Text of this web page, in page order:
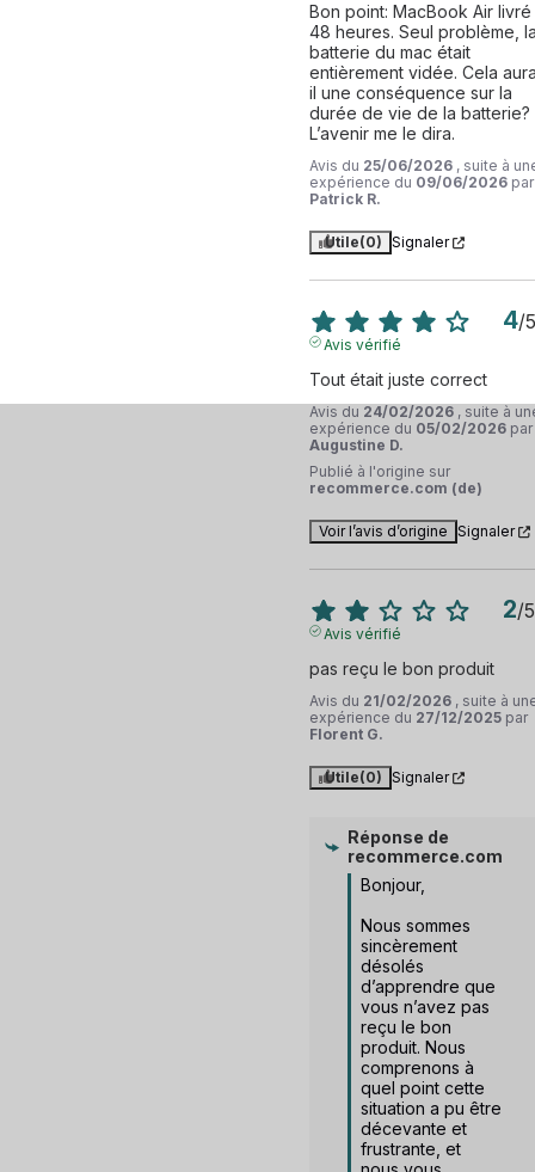
Bon point: MacBook Air
48 heures. Seul problème,
batterie du mac était
entièrement vidée. Cela
il une conséquence sur la
durée de vie de la batterie?
L’avenir me le dira.
Avis du 25/06/2026 , suite à
expérience du 09/06/2026 par
Patrick R.
Utile(0) Signaler
4/5
Avis vérifié
Tout était juste correct
Avis du 24/02/2026 , suite à
expérience du 05/02/2026 par
Augustine D.
Publié à l'origine sur
recommerce.com (de)
Voir l’avis d’origine Signaler
2/5
Avis vérifié
pas reçu le bon produit
Avis du 21/02/2026 , suite à
expérience du 27/12/2025 par
Florent G.
Utile(0) Signaler
Réponse de
recommerce.com
Bonjour,
Nous sommes
sincèrement
désolés
d’apprendre que
vous n’avez pas
reçu le bon
produit. Nous
comprenons à
quel point cette
situation a pu être
décevante et
frustrante, et